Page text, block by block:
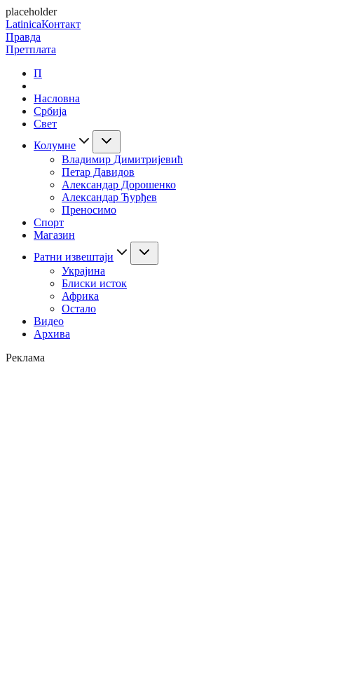
placeholder
LatinicaКонтакт
Правда
Претплата
П
Насловна
Србија
Свет
Колумне
Владимир Димитријевић
Петар Давидов
Александар Дорошенко
Александар Ђурђев
Преносимо
Спорт
Магазин
Ратни извештаји
Украјина
Блиски исток
Африка
Остало
Видео
Архива
Реклама